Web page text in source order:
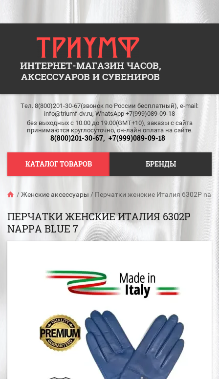
ИНТЕРНЕТ-МАГАЗИН ЧАСОВ,
АКСЕССУАРОВ И СУВЕНИРОВ
Тел. 8(800)201-30-67(звонок по России бесплатный), e-mail:
info@triumf-dv.ru, WhatsApp +7(999)089-09-18
без выходных c 10.00 до 19.00(GMT+10), заказы с сайта
принимаются круглосуточно, он-лайн оплата на сайте.
8(800)201-30-67, +7(999)089-09-18
КАТАЛОГ ТОВАРОВ БРЕНДЫ
/Женские аксессуары / Перчатки женские Италия 6302P
ПЕРЧАТКИ ЖЕНСКИЕ ИТАЛИЯ 6302P
NAPPA BLUE 7